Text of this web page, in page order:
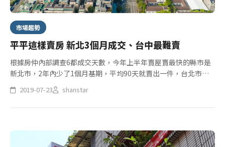
市場趨勢
平平這樣賣房 新北3個月成交、台中最難賣
根據房仲內部調查6都成交天數，今年上半年賣屋賣最快的縣市是
新北市，2年內少了1個月基期，平均90天就賣出一件，台北市需
113.3天，最長的是台中市，長達以115.3天敬陪末座。業者分析，
北市購屋族轉移到新北買房有關，台中則是因為建商搶攻中低...
2019-07-23 shanstar